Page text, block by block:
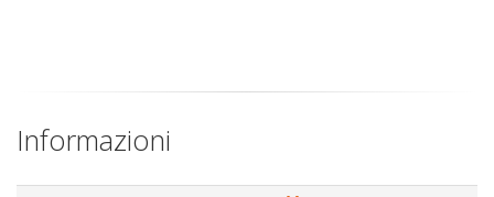
Informazioni